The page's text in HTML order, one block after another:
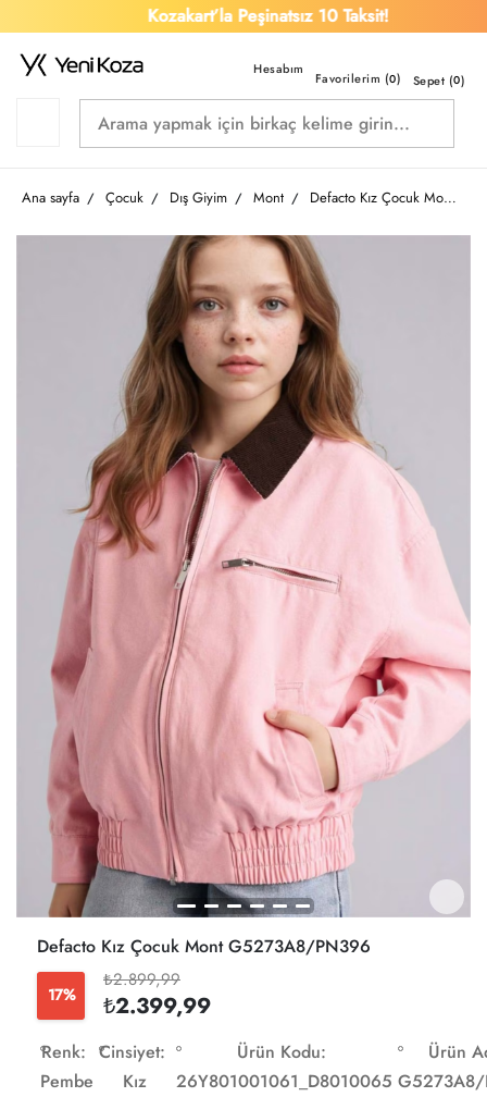
Kozakart’la Peşinatsız 10 Taksit!
Favorilerim (0) Sepet (0)
Ana sayfa Çocuk Dış Giyim Mont Defacto Kız Çocuk Mont G5273A8/PN396
Defacto Kız Çocuk Mont G5273A8/PN396
17%
₺2.899,99
₺2.399,99
Renk:
Pembe
Cinsiyet:
Kız
Ürün Kodu:
26Y801001061_D8010065
Ürün